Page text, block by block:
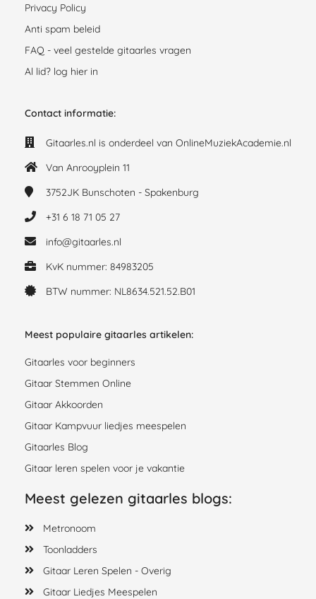
Privacy Policy
Anti spam beleid
FAQ - veel gestelde gitaarles vragen
Al lid? log hier in
Contact informatie:
Gitaarles.nl is onderdeel van OnlineMuziekAcademie.nl
Van Anrooyplein 11
3752JK Bunschoten - Spakenburg
+31 6 18 71 05 27
info@gitaarles.nl
KvK nummer: 84983205
BTW nummer: NL8634.521.52.B01
Meest populaire gitaarles artikelen:
Gitaarles voor beginners
Gitaar Stemmen Online
Gitaar Akkoorden
Gitaar Kampvuur liedjes meespelen
Gitaarles Blog
Gitaar leren spelen voor je vakantie
Meest gelezen gitaarles blogs:
Metronoom
Toonladders
Gitaar Leren Spelen - Overig
Gitaar Liedjes Meespelen